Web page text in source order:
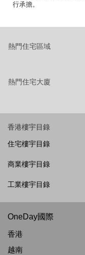
行承擔。
熱門住宅區域
熱門住宅大廈
香港樓宇目錄
住宅樓宇目錄
商業樓宇目錄
工業樓宇目錄
OneDay國際
香港
越南